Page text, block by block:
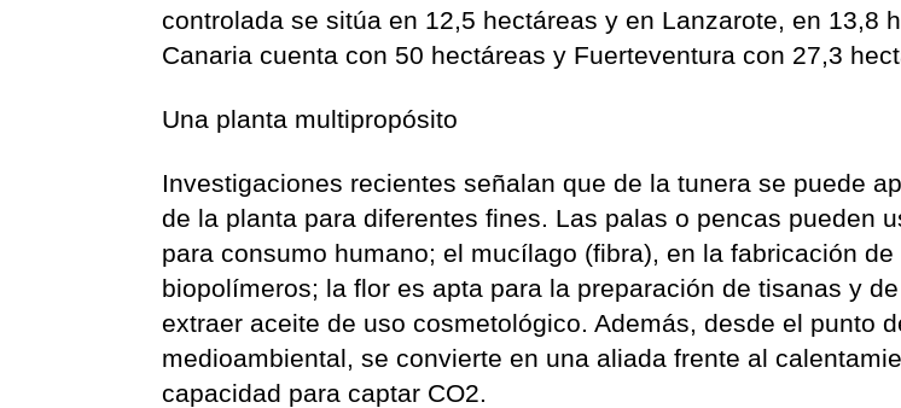
controlada se sitúa en 12,5 hectáreas y en Lanzarote, en 13,8
Canaria cuenta con 50 hectáreas y Fuerteventura con 27,3
Una planta multipropósito
Investigaciones recientes señalan que de la tunera se puede
de la planta para diferentes fines. Las palas o pencas pueden
para consumo humano; el mucílago (fibra), en la fabricación
biopolímeros; la flor es apta para la preparación de tisanas y
extraer aceite de uso cosmetológico. Además, desde el punto
medioambiental, se convierte en una aliada frente al
capacidad para captar CO2.